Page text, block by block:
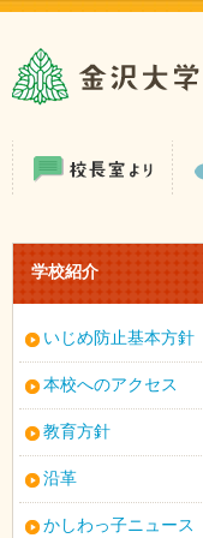
学校紹介
いじめ防止基本方針
本校へのアクセス
教育方針
沿革
かしわっ子ニュース